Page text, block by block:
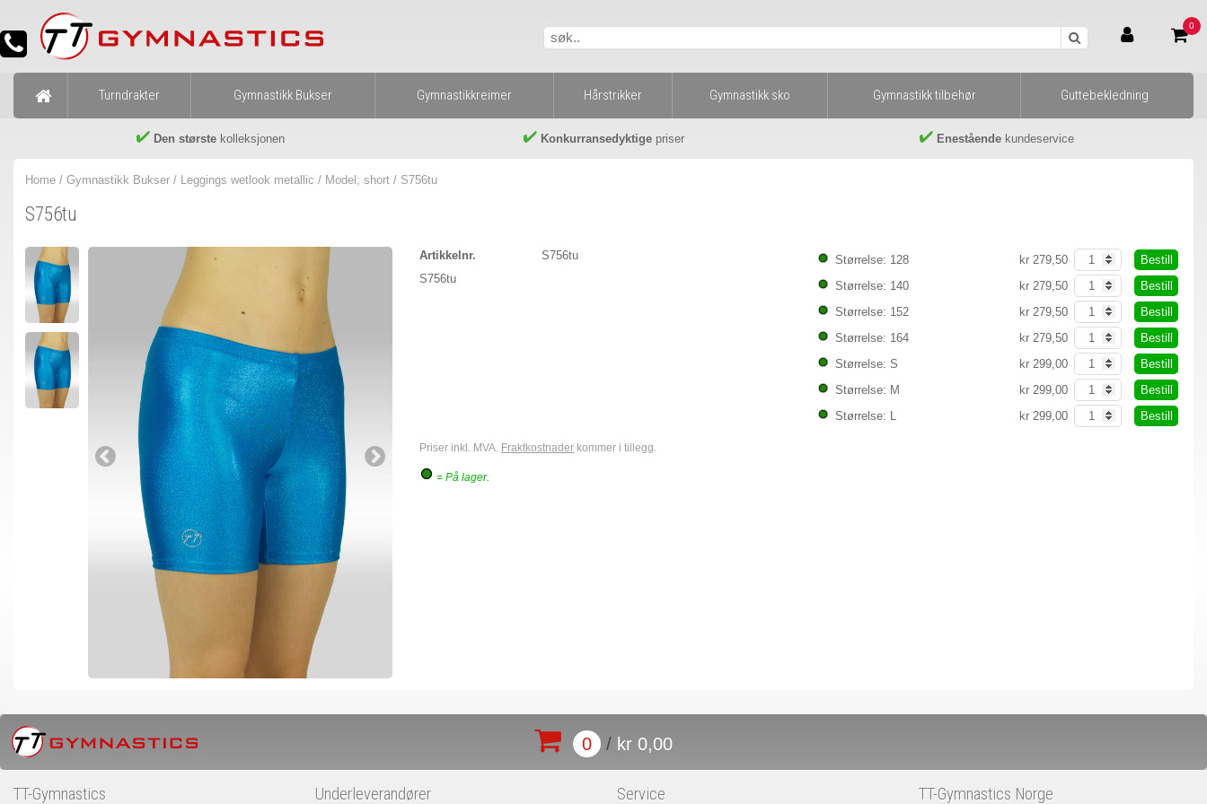
0
Turndrakter Gymnastikk Bukser Gymnastikkreimer Hårstrikker Gymnastikk sko Gymnastikk tilbehør Guttebekledning
Den størstekolleksjonen Konkurransedyktigepriser Enestående kundeservice
Home /Gymnastikk Bukser / Leggings wetlook metallic / Model; short / S756tu
S756tu
Artikkelnr.
S756tu
S756tu
Størrelse: 128 kr 279,50
Bestill
Størrelse: 140
kr 279,50
Bestill
Størrelse: 152
kr 279,50
Bestill
Størrelse: 164
kr 279,50
Bestill
Størrelse: S
kr 299,00
Bestill
Størrelse: M
kr 299,00
Bestill
Størrelse: L
kr 299,00 Bestill
Priser inkl. MVA. Fraktkostnader kommer i tillegg.
= På lager.
0 / kr 0,00
TT-Gymnastics Underleverandører Service TT-Gymnastics Norge